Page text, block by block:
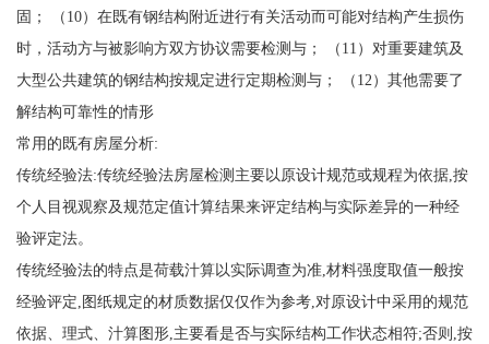
固； （10）在既有钢结构附近进行有关活动而可能对结构产生损伤
时，活动方与被影响方双方协议需要检测与； （11）对重要建筑及
大型公共建筑的钢结构按规定进行定期检测与； （12）其他需要了
解结构可靠性的情形
常用的既有房屋分析:
传统经验法:传统经验法房屋检测主要以原设计规范或规程为依据,按
个人目视观察及规范定值计算结果来评定结构与实际差异的一种经
验评定法。
传统经验法的特点是荷载汁算以实际调查为准,材料强度取值一般按
经验评定,图纸规定的材质数据仅仅作为参考,对原设计中采用的规范
依据、理式、汁算图形,主要看是否与实际结构工作状态相符;否则,按